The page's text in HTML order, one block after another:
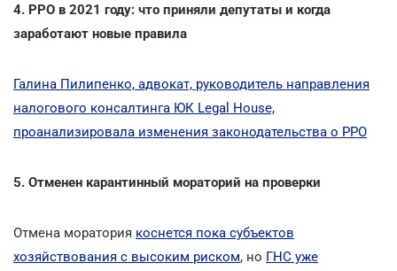
4. РРО в 2021 году: что приняли депутаты и когда
заработают новые правила
Галина Пилипенко, адвокат, руководитель направления
налогового консалтинга ЮК Legal House,
проанализировала изменения законодательства о РРО
5. Отменен карантинный мораторий на проверки
Отмена моратория коснется пока субъектов
хозяйствования с высоким риском, но ГНС уже